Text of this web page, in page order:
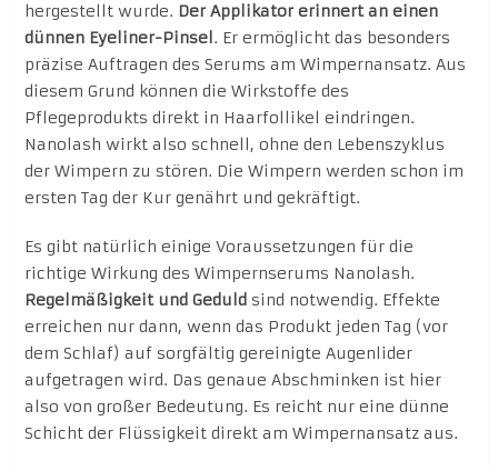
hergestellt wurde. Der Applikator erinnert an einen
dünnen Eyeliner-Pinsel . Er ermöglicht das besonders
präzise Auftragen des Serums am Wimpernansatz. Aus
diesem Grund können die Wirkstoffe des
Pflegeprodukts direkt in Haarfollikel eindringen.
Nanolash wirkt also schnell, ohne den Lebenszyklus
der Wimpern zu stören. Die Wimpern werden schon im
ersten Tag der Kur genährt und gekräftigt.
Es gibt natürlich einige Voraussetzungen für die
richtige Wirkung des Wimpernserums Nanolash.
Regelmäßigkeit und Geduld sind notwendig. Effekte
erreichen nur dann, wenn das Produkt jeden Tag (vor
dem Schlaf) auf sorgfältig gereinigte Augenlider
aufgetragen wird. Das genaue Abschminken ist hier
also von großer Bedeutung. Es reicht nur eine dünne
Schicht der Flüssigkeit direkt am Wimpernansatz aus.